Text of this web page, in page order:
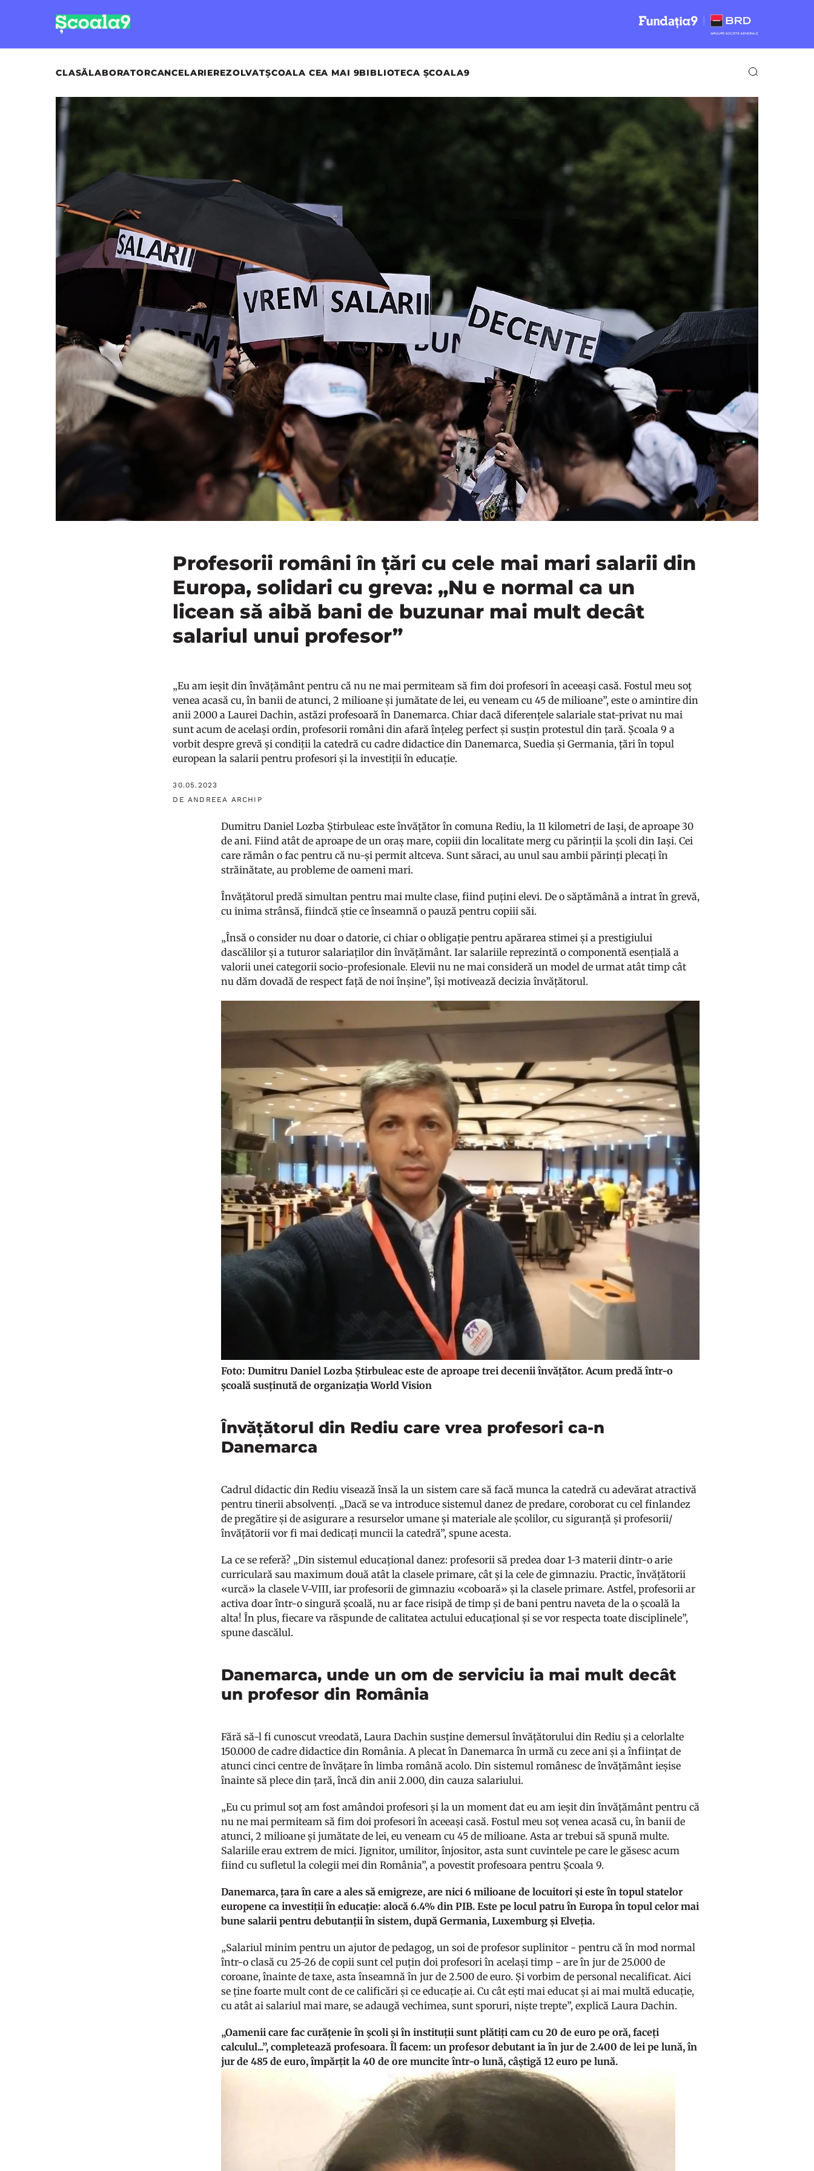
CLASĂLABORATORCANCELARIEREZOLVATȘCOALA CEA MAI 9BIBLIOTECA ȘCOALA9
Profesorii români în țări cu cele mai mari salarii din
Europa, solidari cu greva: „Nu e normal ca un
licean să aibă bani de buzunar mai mult decât
salariul unui profesor”
„Eu am ieșit din învățământ pentru că nu ne mai permiteam să fim doi profesori în aceeași casă. Fostul meu soț
venea acasă cu, în banii de atunci, 2 milioane și jumătate de lei, eu veneam cu 45 de milioane”, este o amintire din
anii 2000 a Laurei Dachin, astăzi profesoară în Danemarca. Chiar dacă diferențele salariale stat-privat nu mai
sunt acum de același ordin, profesorii români din afară înțeleg perfect și susțin protestul din țară. Școala 9 a
vorbit despre grevă și condiții la catedră cu cadre didactice din Danemarca, Suedia și Germania, țări în topul
european la salarii pentru profesori și la investiții în educație.
30.05.2023
DE ANDREEA ARCHIP
Dumitru Daniel Lozba Știrbuleac este învățător în comuna Rediu, la 11 kilometri de Iași, de aproape 30
de ani. Fiind atât de aproape de un oraș mare, copiii din localitate merg cu părinții la școli din Iași. Cei
care rămân o fac pentru că nu-și permit altceva. Sunt săraci, au unul sau ambii părinți plecați în
străinătate, au probleme de oameni mari.
Învățătorul predă simultan pentru mai multe clase, fiind puțini elevi. De o săptămână a intrat în grevă,
cu inima strânsă, fiindcă știe ce înseamnă o pauză pentru copiii săi.
„Însă o consider nu doar o datorie, ci chiar o obligație pentru apărarea stimei și a prestigiului
dascălilor și a tuturor salariaților din învățământ. Iar salariile reprezintă o componentă esențială a
valorii unei categorii socio-profesionale. Elevii nu ne mai consideră un model de urmat atât timp cât
nu dăm dovadă de respect față de noi înșine”, își motivează decizia învățătorul.
Foto: Dumitru Daniel Lozba Știrbuleac este de aproape trei decenii învățător. Acum predă într-o
școală susținută de organizația World Vision
Învățătorul din Rediu care vrea profesori ca-n
Danemarca
Cadrul didactic din Rediu visează însă la un sistem care să facă munca la catedră cu adevărat atractivă
pentru tinerii absolvenți. „Dacă se va introduce sistemul danez de predare, coroborat cu cel finlandez
de pregătire și de asigurare a resurselor umane și materiale ale școlilor, cu siguranță și profesorii/
învățătorii vor fi mai dedicați muncii la catedră”, spune acesta.
La ce se referă? „Din sistemul educațional danez: profesorii să predea doar 1-3 materii dintr-o arie
curriculară sau maximum două atât la clasele primare, cât și la cele de gimnaziu. Practic, învățătorii
«urcă» la clasele V-VIII, iar profesorii de gimnaziu «coboară» și la clasele primare. Astfel, profesorii ar
activa doar într-o singură școală, nu ar face risipă de timp și de bani pentru naveta de la o școală la
alta! În plus, fiecare va răspunde de calitatea actului educațional și se vor respecta toate disciplinele”,
spune dascălul.
Danemarca, unde un om de serviciu ia mai mult decât
un profesor din România
Fără să-l fi cunoscut vreodată, Laura Dachin susține demersul învățătorului din Rediu și a celorlalte
150.000 de cadre didactice din România. A plecat în Danemarca în urmă cu zece ani și a înființat de
atunci cinci centre de învățare în limba română acolo. Din sistemul românesc de învățământ ieșise
înainte să plece din țară, încă din anii 2.000, din cauza salariului.
„Eu cu primul soț am fost amândoi profesori și la un moment dat eu am ieșit din învățământ pentru că
nu ne mai permiteam să fim doi profesori în aceeași casă. Fostul meu soț venea acasă cu, în banii de
atunci, 2 milioane și jumătate de lei, eu veneam cu 45 de milioane. Asta ar trebui să spună multe.
Salariile erau extrem de mici. Jignitor, umilitor, înjositor, asta sunt cuvintele pe care le găsesc acum
fiind cu sufletul la colegii mei din România”, a povestit profesoara pentru Școala 9.
Danemarca, țara în care a ales să emigreze, are nici 6 milioane de locuitori și este în topul statelor
europene ca investiții în educație: alocă 6.4% din PIB. Este pe locul patru în Europa în topul celor mai
bune salarii pentru debutanții în sistem, după Germania, Luxemburg și Elveția.
„Salariul minim pentru un ajutor de pedagog, un soi de profesor suplinitor - pentru că în mod normal
într-o clasă cu 25-26 de copii sunt cel puțin doi profesori în același timp - are în jur de 25.000 de
coroane, înainte de taxe, asta înseamnă în jur de 2.500 de euro. Și vorbim de personal necalificat. Aici
se ține foarte mult cont de ce calificări și ce educație ai. Cu cât ești mai educat și ai mai multă educație,
cu atât ai salariul mai mare, se adaugă vechimea, sunt sporuri, niște trepte”, explică Laura Dachin.
„Oamenii care fac curățenie în școli și în instituții sunt plătiți cam cu 20 de euro pe oră, faceți
calculul...”, completează profesoara. Îl facem: un profesor debutant ia în jur de 2.400 de lei pe lună, în
jur de 485 de euro, împărțit la 40 de ore muncite într-o lună, câștigă 12 euro pe lună.